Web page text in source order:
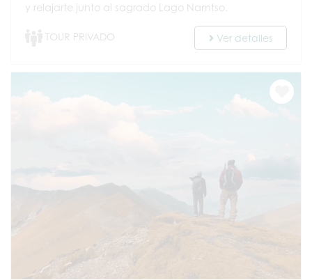
y relajarte junto al sagrado Lago Namtso.
TOUR PRIVADO Ver detalles